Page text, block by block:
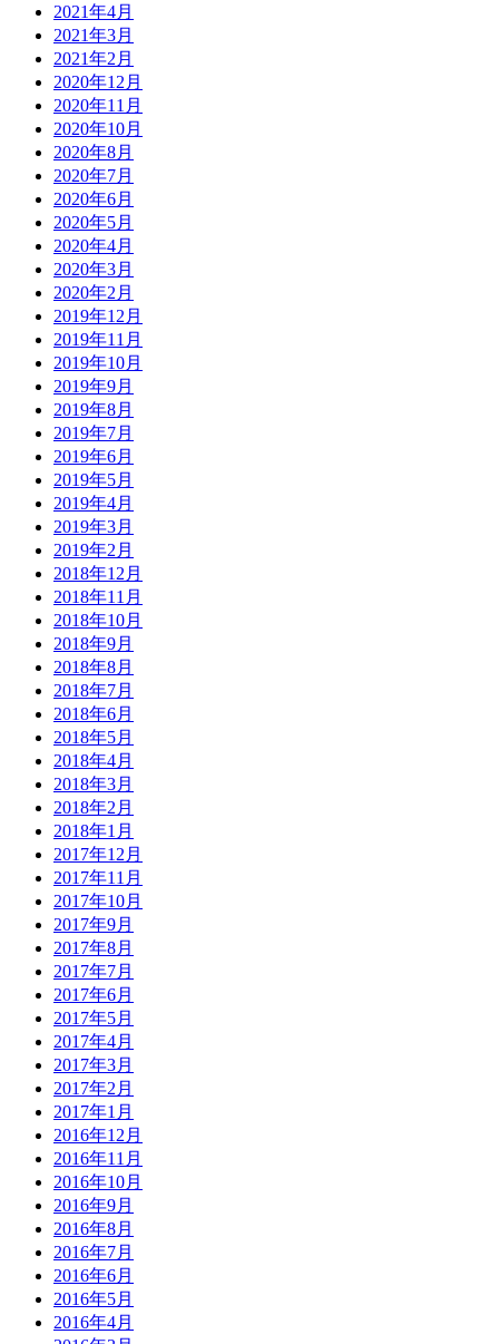
2021年4月
2021年3月
2021年2月
2020年12月
2020年11月
2020年10月
2020年8月
2020年7月
2020年6月
2020年5月
2020年4月
2020年3月
2020年2月
2019年12月
2019年11月
2019年10月
2019年9月
2019年8月
2019年7月
2019年6月
2019年5月
2019年4月
2019年3月
2019年2月
2018年12月
2018年11月
2018年10月
2018年9月
2018年8月
2018年7月
2018年6月
2018年5月
2018年4月
2018年3月
2018年2月
2018年1月
2017年12月
2017年11月
2017年10月
2017年9月
2017年8月
2017年7月
2017年6月
2017年5月
2017年4月
2017年3月
2017年2月
2017年1月
2016年12月
2016年11月
2016年10月
2016年9月
2016年8月
2016年7月
2016年6月
2016年5月
2016年4月